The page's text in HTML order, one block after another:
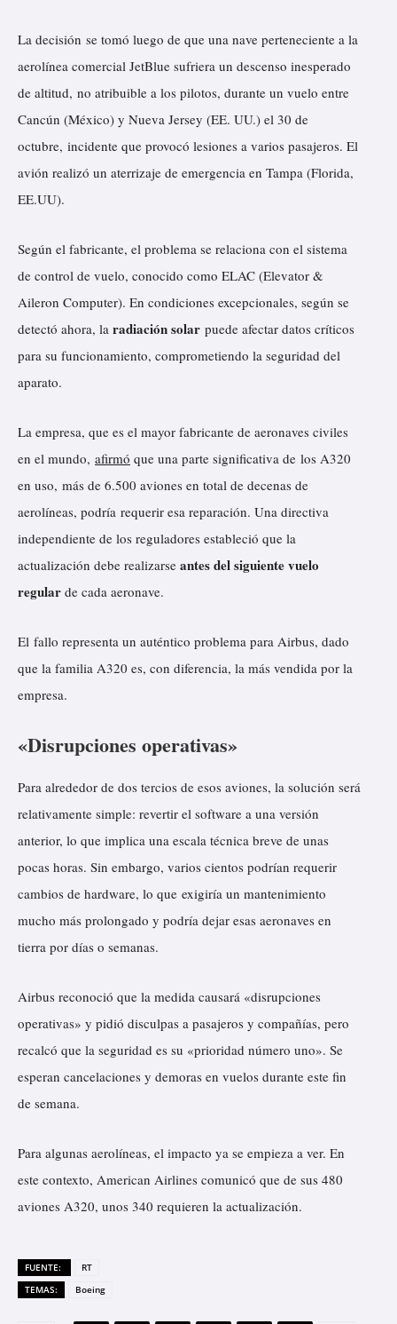
La decisión se tomó luego de que una nave perteneciente a la
aerolínea comercial JetBlue sufriera un descenso inesperado
de altitud, no atribuible a los pilotos, durante un vuelo entre
Cancún (México) y Nueva Jersey (EE. UU.) el 30 de
octubre, incidente que provocó lesiones a varios pasajeros. El
avión realizó un aterrizaje de emergencia en Tampa (Florida,
EE.UU).
Según el fabricante, el problema se relaciona con el sistema
de control de vuelo, conocido como ELAC (Elevator &
Aileron Computer). En condiciones excepcionales, según se
detectó ahora, la radiación solar puede afectar datos críticos
para su funcionamiento, comprometiendo la seguridad del
aparato.
La empresa, que es el mayor fabricante de aeronaves civiles
en el mundo, afirmó que una parte significativa de los A320
en uso, más de 6.500 aviones en total de decenas de
aerolíneas, podría requerir esa reparación. Una directiva
independiente de los reguladores estableció que la
actualización debe realizarse antes del siguiente vuelo
regular de cada aeronave.
El fallo representa un auténtico problema para Airbus, dado
que la familia A320 es, con diferencia, la más vendida por la
empresa.
«Disrupciones operativas»
Para alrededor de dos tercios de esos aviones, la solución será
relativamente simple: revertir el software a una versión
anterior, lo que implica una escala técnica breve de unas
pocas horas. Sin embargo, varios cientos podrían requerir
cambios de hardware, lo que exigiría un mantenimiento
mucho más prolongado y podría dejar esas aeronaves en
tierra por días o semanas.
Airbus reconoció que la medida causará «disrupciones
operativas» y pidió disculpas a pasajeros y compañías, pero
recalcó que la seguridad es su «prioridad número uno». Se
esperan cancelaciones y demoras en vuelos durante este fin
de semana.
Para algunas aerolíneas, el impacto ya se empieza a ver. En
este contexto, American Airlines comunicó que de sus 480
aviones A320, unos 340 requieren la actualización.
FUENTE:
RT
TEMAS:
Boeing